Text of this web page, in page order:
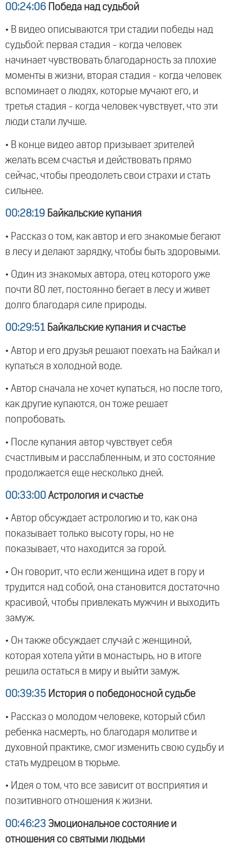
00:24:06 Победа над судьбой
• В видео описываются три стадии победы над
судьбой: первая стадия - когда человек
начинает чувствовать благодарность за плохие
моменты в жизни, вторая стадия - когда человек
вспоминает о людях, которые мучают его, и
третья стадия - когда человек чувствует, что эти
люди стали лучше.
• В конце видео автор призывает зрителей
желать всем счастья и действовать прямо
сейчас, чтобы преодолеть свои страхи и стать
сильнее.
00:28:19 Байкальские купания
• Рассказ о том, как автор и его знакомые бегают
в лесу и делают зарядку, чтобы быть здоровыми.
• Один из знакомых автора, отец которого уже
почти 80 лет, постоянно бегает в лесу и живет
долго благодаря силе природы.
00:29:51 Байкальские купания и счастье
• Автор и его друзья решают поехать на Байкал и
купаться в холодной воде.
• Автор сначала не хочет купаться, но после того,
как другие купаются, он тоже решает
попробовать.
• После купания автор чувствует себя
счастливым и расслабленным, и это состояние
продолжается еще несколько дней.
00:33:00 Астрология и счастье
• Автор обсуждает астрологию и то, как она
показывает только высоту горы, но не
показывает, что находится за горой.
• Он говорит, что если женщина идет в гору и
трудится над собой, она становится достаточно
красивой, чтобы привлекать мужчин и выходить
замуж.
• Он также обсуждает случай с женщиной,
которая хотела уйти в монастырь, но в итоге
решила остаться в миру и выйти замуж.
00:39:35 История о победоносной судьбе
• Рассказ о молодом человеке, который сбил
ребенка насмерть, но благодаря молитве и
духовной практике, смог изменить свою судьбу и
стать мудрецом в тюрьме.
• Идея о том, что все зависит от восприятия и
позитивного отношения к жизни.
00:46:23 Эмоциональное состояние и
отношения со святыми людьми